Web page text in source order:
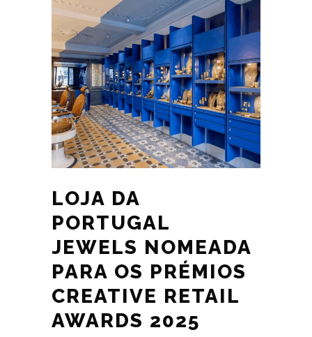
LOJA DA
PORTUGAL
JEWELS NOMEADA
PARA OS PRÉMIOS
CREATIVE RETAIL
AWARDS 2025